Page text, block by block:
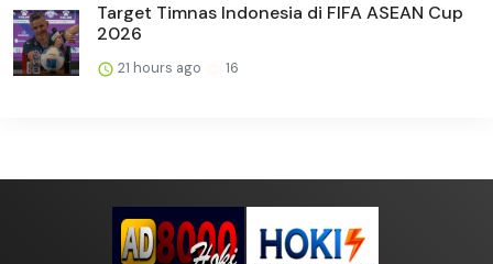
Target Timnas Indonesia di FIFA ASEAN Cup
2026
21 hours ago 16